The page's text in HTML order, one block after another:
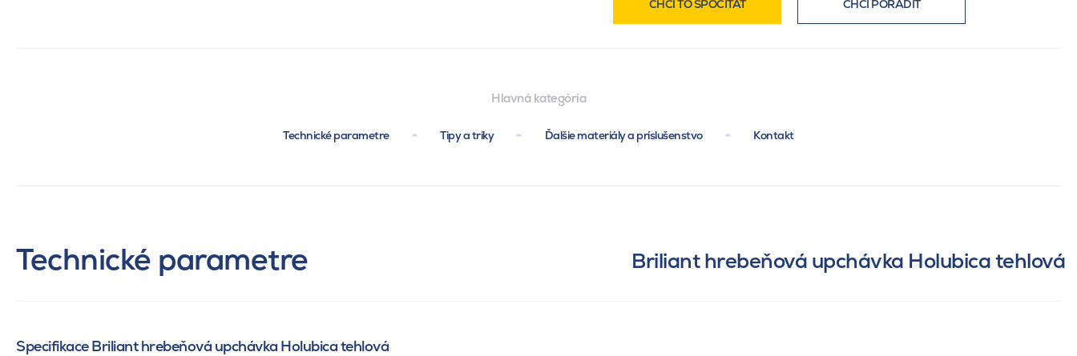
CHCI TO SPOČÍTAT CHCI PORADIT
Hlavná kategória
Technické parametre Tipy a triky Ďalšie materiály a príslušenstvo Kontakt
Technické parametre Briliant hrebeňová upchávka Holubica tehlová
Specifikace Briliant hrebeňová upchávka Holubica tehlová